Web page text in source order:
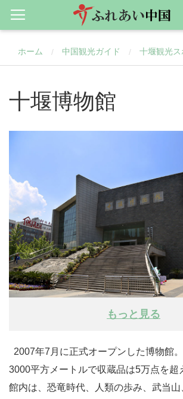
ホーム / 中国観光ガイド / 十堰観光ス
十堰博物館
もっと見る
2007年7月に正式オープンした博物館
3000平方メートルで収蔵品は5万点を超
館内は、恐竜時代、人類の歩み、武当山